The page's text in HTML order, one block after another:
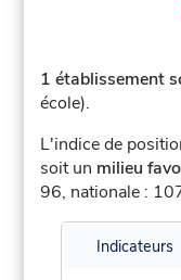
1 établissement
école).
L'indice de
soit un milieu
96, nationale :
Indicateurs